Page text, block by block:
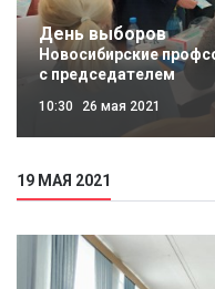
День выборов
Новосибирские
с председателем
10:30 26 мая 2021
19 МАЯ 2021